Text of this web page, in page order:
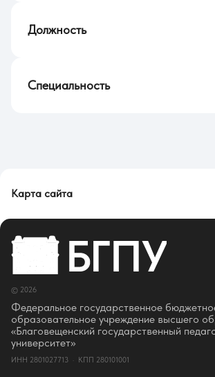
Должность
Специальность
Карта сайта
Сведения об образовательной организации
Об Университете
Сотрудники и преподаватели
Ректор
Оценка качества образования
СМИ о нас
Истории успеха
Партнёры
Документы
Контакты
© 2026
Федеральное государственное
образовательное учреждение высшего
«Благовещенский государственный
университет»
ИНН 2801027713 · КПП 280101001